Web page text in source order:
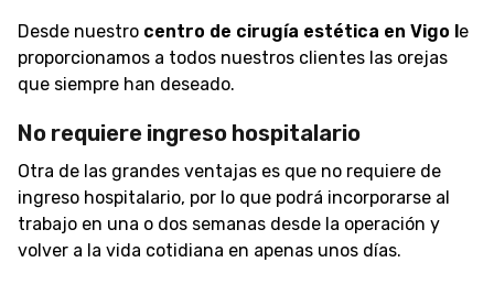
Desde nuestro centro de cirugía estética en Vigo le
proporcionamos a todos nuestros clientes las orejas
que siempre han deseado.
No requiere ingreso hospitalario
Otra de las grandes ventajas es que no requiere de
ingreso hospitalario, por lo que podrá incorporarse al
trabajo en una o dos semanas desde la operación y
volver a la vida cotidiana en apenas unos días.